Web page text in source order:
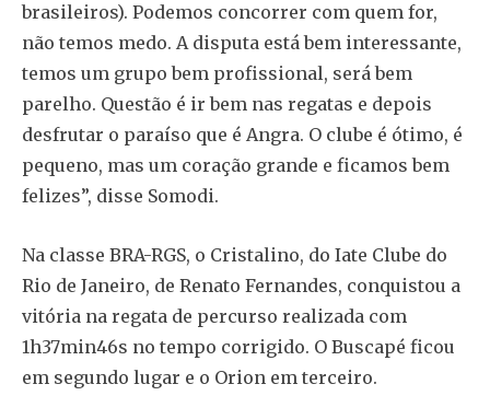
brasileiros). Podemos concorrer com quem for,
não temos medo. A disputa está bem interessante,
temos um grupo bem profissional, será bem
parelho. Questão é ir bem nas regatas e depois
desfrutar o paraíso que é Angra. O clube é ótimo, é
pequeno, mas um coração grande e ficamos bem
felizes”, disse Somodi.
Na classe BRA-RGS, o Cristalino, do Iate Clube do
Rio de Janeiro, de Renato Fernandes, conquistou a
vitória na regata de percurso realizada com
1h37min46s no tempo corrigido. O Buscapé ficou
em segundo lugar e o Orion em terceiro.